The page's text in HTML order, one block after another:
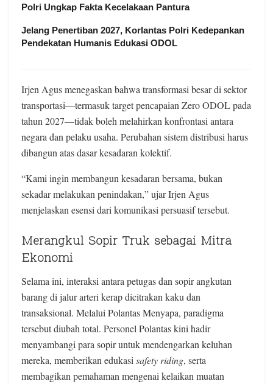
Polri Ungkap Fakta Kecelakaan Pantura
Jelang Penertiban 2027, Korlantas Polri Kedepankan
Pendekatan Humanis Edukasi ODOL
Irjen Agus menegaskan bahwa transformasi besar di sektor
transportasi—termasuk target pencapaian Zero ODOL pada
tahun 2027—tidak boleh melahirkan konfrontasi antara
negara dan pelaku usaha. Perubahan sistem distribusi harus
dibangun atas dasar kesadaran kolektif.
“Kami ingin membangun kesadaran bersama, bukan
sekadar melakukan penindakan,” ujar Irjen Agus
menjelaskan esensi dari komunikasi persuasif tersebut.
Merangkul Sopir Truk sebagai Mitra
Ekonomi
Selama ini, interaksi antara petugas dan sopir angkutan
barang di jalur arteri kerap dicitrakan kaku dan
transaksional. Melalui Polantas Menyapa, paradigma
tersebut diubah total. Personel Polantas kini hadir
menyambangi para sopir untuk mendengarkan keluhan
mereka, memberikan edukasi safety riding, serta
membagikan pemahaman mengenai kelaikan muatan